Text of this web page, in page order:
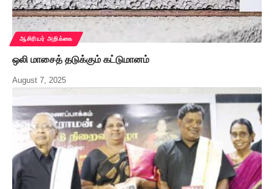
ஆசிரியர் அறிக்கை
ஒலி மாசைத் தடுக்கும் கட்டுமானம்
August 7, 2025